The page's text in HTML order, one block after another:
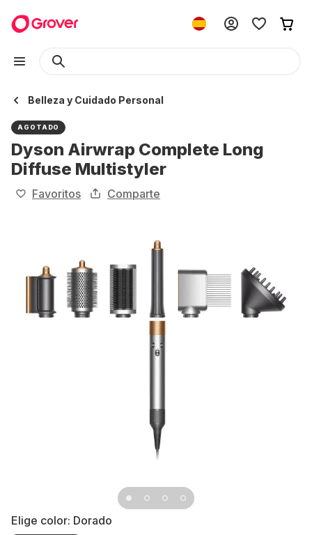
Belleza y Cuidado Personal
AGOTADO
Dyson Airwrap Complete Long
Diffuse Multistyler
Favoritos Comparte
Elige color: Dorado